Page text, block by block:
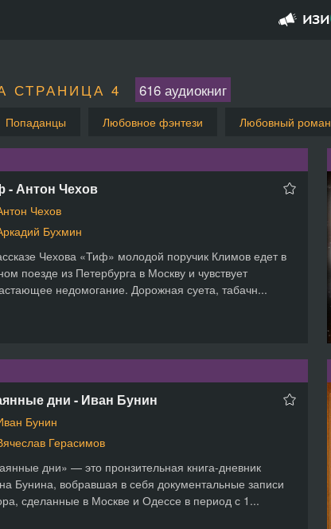
СТРАНИЦА 4 616 аудиокниг
Попаданцы Любовное фэнтези Любовный роман
- Антон Чехов
Чехов
Бухмин
Чехова «Тиф» молодой поручик Климов едет в
поезде из Петербурга в Москву и чувствует
недомогание. Дорожная суета, табачн...
дни - Иван Бунин
Бунин
Герасимов
дни» — это пронзительная книга-дневник
Бунина, вобравшая в себя документальные записи
сделанные в Москве и Одессе в период с 1...